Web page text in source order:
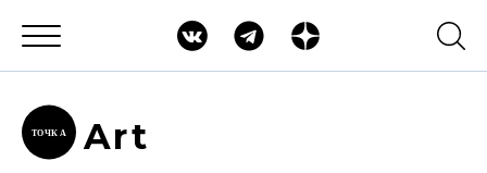
ТОЧК А Art